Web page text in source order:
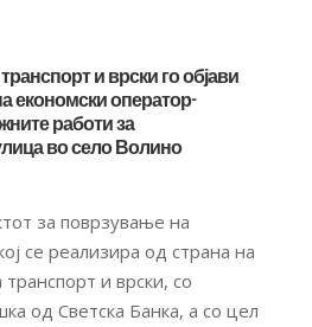
и врски го објави
економски оператор-
работи за
во село Волино
за поврзување на
се реализира од страна на
и врски, со
од Светска Банка, а со цел